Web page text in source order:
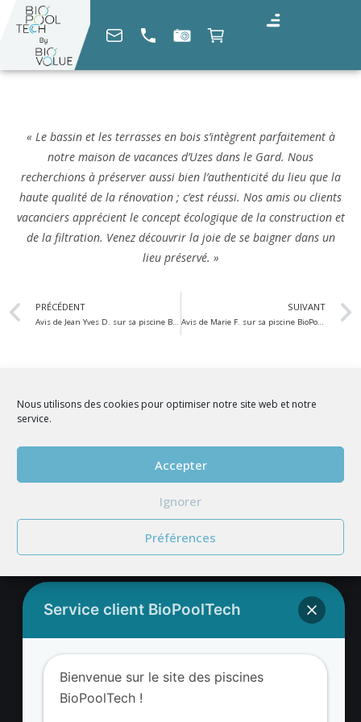
Nous utilisons des cookies pour optimiser notre site web et notre
service.
Accepter
Ignorer
Préférences
« Le bassin et les terrasses en bois s’intègrent parfaitement à
notre maison de vacances d’Uzes dans le Gard. Nous
recherchions à préserver aussi bien l’authenticité du lieu que la
haute qualité de la rénovation ; c’est réussi. Nos amis ou clients
vacanciers apprécient le concept écologique de la construction et
de la filtration. Venez découvrir la joie de se baigner dans un
lieu préservé. »
PRÉCÉDENT
Avis de Jean Yves D. sur sa piscine BioPoolTech
SUIVANT
Avis de Marie F. sur sa piscine BioPoolTech
REJOIGNEZ NOUS
Adresse BioValue BioPoolTech
Service client BioPoolTech
Bienvenue sur le site des piscines
BioPoolTech !